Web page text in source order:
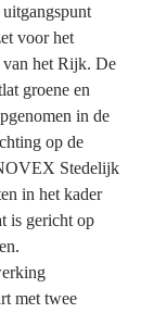
voor het
het Rijk. De
groene en
in de
op de
Stedelijk
in het kader
is gericht op
met twee